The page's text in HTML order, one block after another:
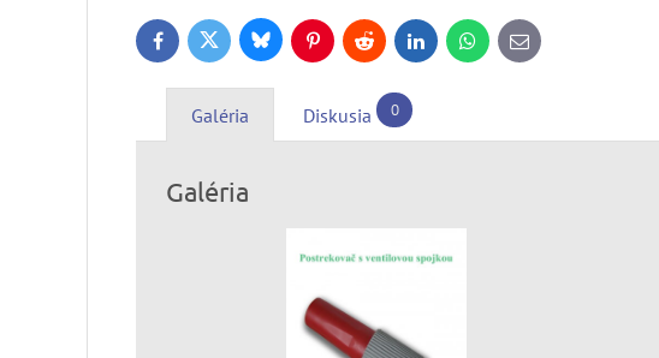
FacebookTwitter BlueskyPinterestReddit LinkedInWhatsApp
E-
mail
Galéria Diskusia 0
Galéria